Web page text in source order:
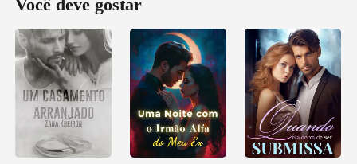
Você deve gostar